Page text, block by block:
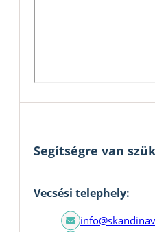
Segítségre van
Vecsési telephely: